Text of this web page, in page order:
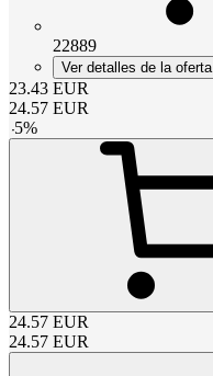
22889
Ver detalles de la oferta
23.43 EUR
24.57 EUR
-5%
24.57 EUR
24.57 EUR